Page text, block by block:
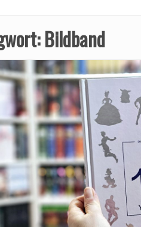
Bildband